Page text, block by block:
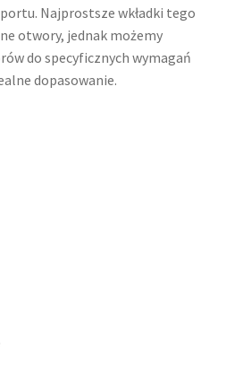
Najprostsze wkładki tego
otwory, jednak możemy
do specyficznych wymagań
dopasowanie.